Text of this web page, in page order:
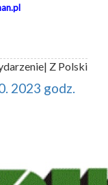
| Z Polski
2023 godz.